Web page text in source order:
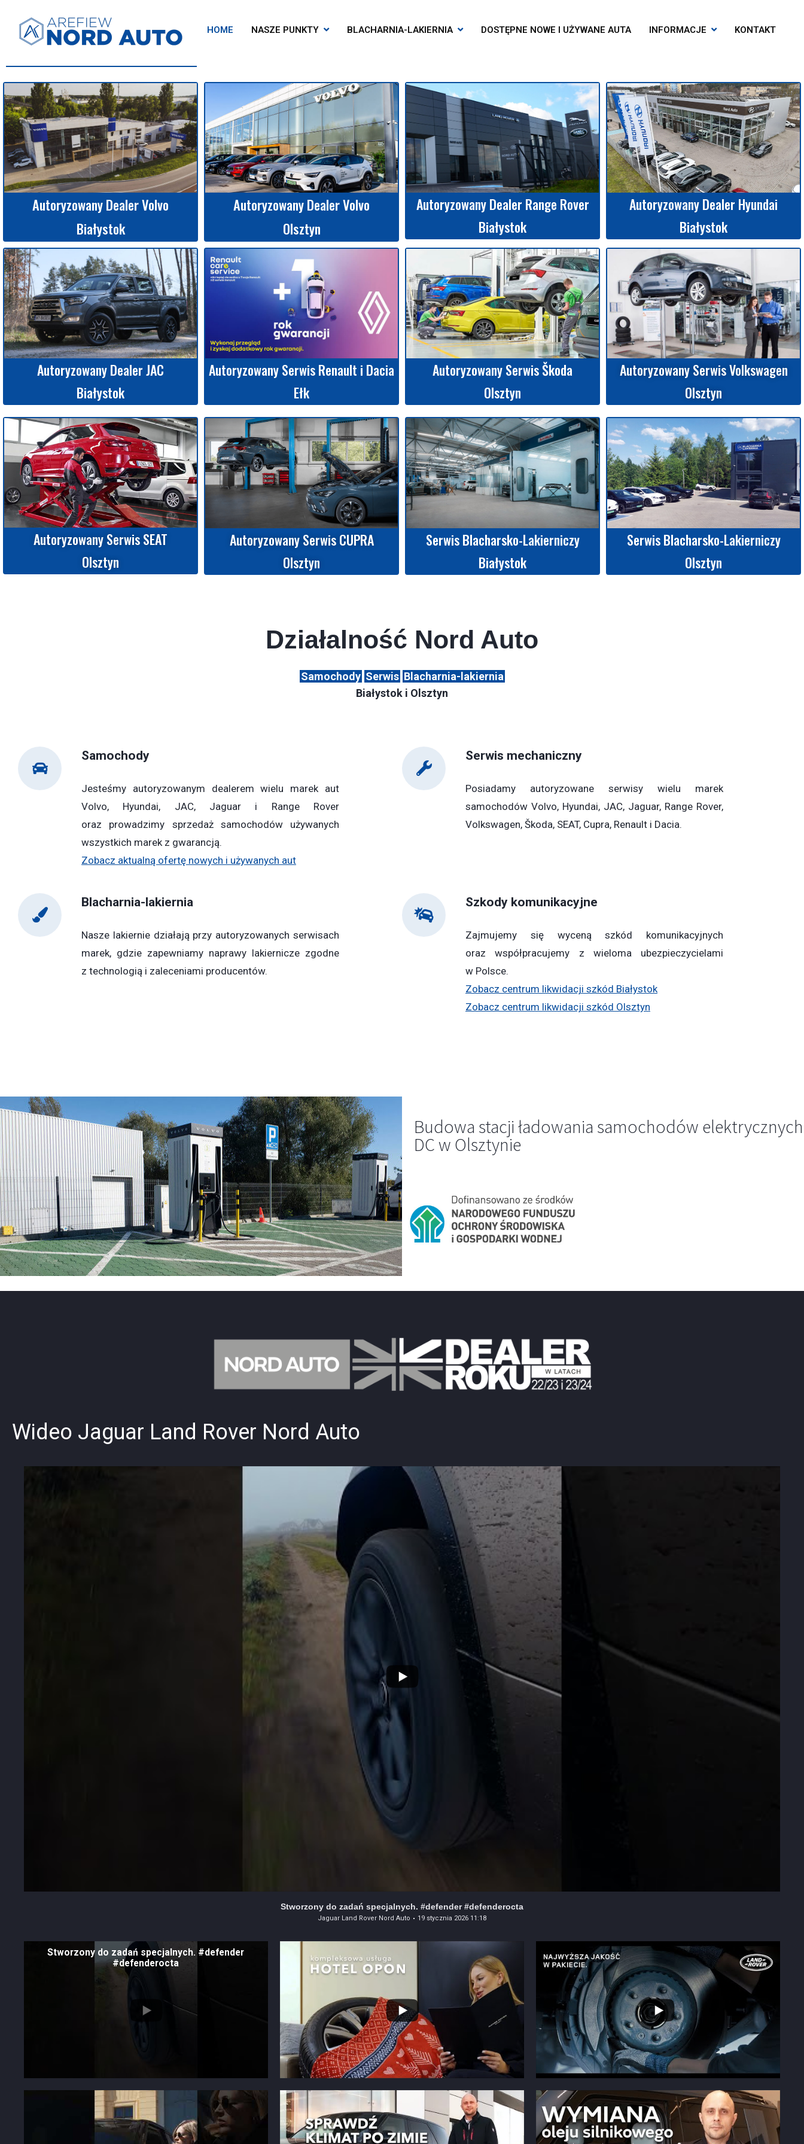
HOME NASZE PUNKTY BLACHARNIA-LAKIERNIA DOSTĘPNE NOWE I UŻYWANE AUTA INFORMACJE KONTAKT
Autoryzowany Dealer Volvo
Białystok
Autoryzowany Dealer Volvo
Olsztyn
Autoryzowany Dealer Range Rover
Białystok
Autoryzowany Dealer Hyundai
Białystok
Autoryzowany Dealer JAC
Białystok
Autoryzowany Serwis Renault i Dacia
Ełk
Autoryzowany Serwis Škoda
Olsztyn
Autoryzowany Serwis Volkswagen
Olsztyn
Autoryzowany Serwis SEAT
Olsztyn
Autoryzowany Serwis CUPRA
Olsztyn
Serwis Blacharsko-Lakierniczy
Białystok
Serwis Blacharsko-Lakierniczy
Olsztyn
Działalność Nord Auto
Samochody Serwis Blacharnia-lakiernia
Białystok i Olsztyn
Samochody
Jesteśmy autoryzowanym dealerem wielu marek aut
Volvo, Hyundai, JAC, Jaguar i Range Rover
oraz prowadzimy sprzedaż samochodów używanych
wszystkich marek z gwarancją.
Zobacz aktualną ofertę nowych i używanych aut
Serwis mechaniczny
Posiadamy autoryzowane serwisy wielu marek
samochodów Volvo, Hyundai, JAC, Jaguar, Range Rover,
Volkswagen, Škoda, SEAT, Cupra, Renault i Dacia.
Blacharnia-lakiernia
Nasze lakiernie działają przy autoryzowanych serwisach
marek, gdzie zapewniamy naprawy lakiernicze zgodne
z technologią i zaleceniami producentów.
Szkody komunikacyjne
Zajmujemy się wyceną szkód komunikacyjnych
oraz współpracujemy z wieloma ubezpieczycielami
w Polsce.
Zobacz centrum likwidacji szkód Białystok
Zobacz centrum likwidacji szkód Olsztyn
Budowa stacji ładowania samochodów elektrycznych
DC w Olsztynie
Wideo Jaguar Land Rover Nord Auto
Stworzony do zadań specjalnych. #defender #defenderocta
Jaguar Land Rover Nord Auto 19 stycznia 2026 11:18
Stworzony do zadań specjalnych. #defender
#defenderocta